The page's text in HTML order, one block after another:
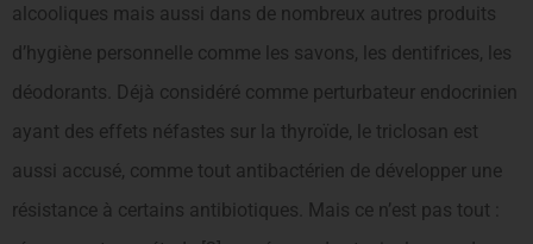
alcooliques mais aussi dans de nombreux autres produits
d’hygiène personnelle comme les savons, les dentifrices, les
déodorants. Déjà considéré comme perturbateur endocrinien
ayant des effets néfastes sur la thyroïde, le triclosan est
aussi accusé, comme tout antibactérien de développer une
résistance à certains antibiotiques. Mais ce n’est pas tout :